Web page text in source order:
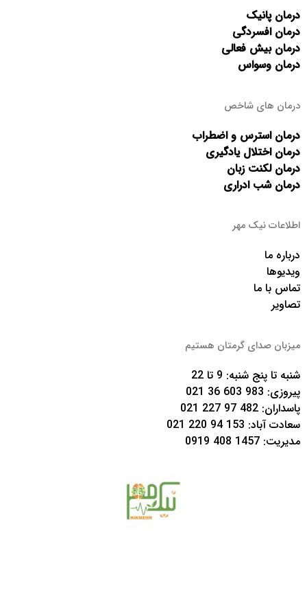
درمان پانیک
درمان افسردگی
درمان بیش فعالی
درمان وسواس
درمان های شاخص
درمان استرس و اضطراب
درمان اختلال یادگیری
درمان لکنت زبان
درمان شب ادراری
اطلاعات نیک مهر
درباره ما
ویدیوها
تماس با ما
تصاویر
میزبان صدای گرمتان هستیم
شنبه تا پنج شنبه: 9 تا 22
پیروزی: 983 603 36 021
پاسداران: 482 97 227 021
سعادت آباد: 153 94 220 021
مدیریت: 1457 408 0919